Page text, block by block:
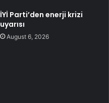
İYİ Parti’den enerji krizi
uyarısı
August 6, 2026